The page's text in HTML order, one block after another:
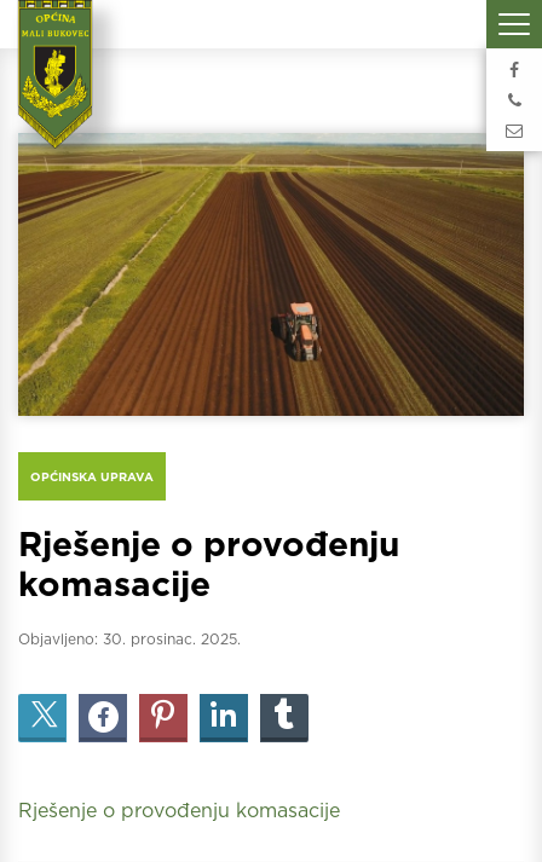
OPĆINSKA UPRAVA
Rješenje o provođenju
komasacije
Objavljeno: 30. prosinac. 2025.
Rješenje o provođenju komasacije